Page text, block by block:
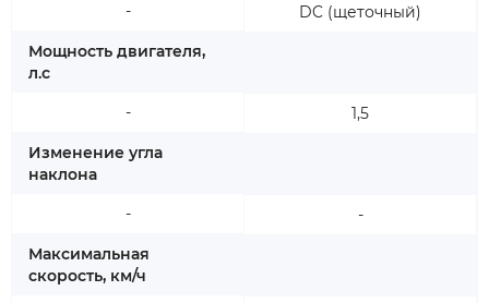
-
Мощность двигателя,
л.с
-
Изменение угла
наклона
-
Максимальная
скорость, км/ч
DC (щеточный)
1,5
-